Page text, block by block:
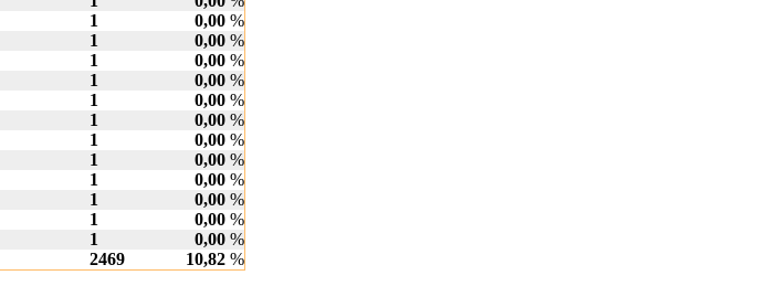
1 0,00 %
1 0,00 %
1 0,00 %
1 0,00 %
1 0,00 %
1 0,00 %
1 0,00 %
1 0,00 %
1 0,00 %
1 0,00 %
1 0,00 %
1 0,00 %
2469 10,82 %